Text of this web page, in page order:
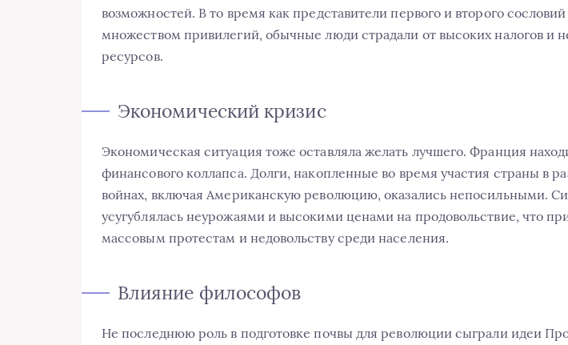
возможностей. В то время как представители первого и второго сословий
множеством привилегий, обычные люди страдали от высоких налогов и
ресурсов.
Экономический кризис
Экономическая ситуация тоже оставляла желать лучшего. Франция
финансового коллапса. Долги, накопленные во время участия страны в
войнах, включая Американскую революцию, оказались непосильными.
усугублялась неурожаями и высокими ценами на продовольствие, что
массовым протестам и недовольству среди населения.
Влияние философов
Не последнюю роль в подготовке почвы для революции сыграли идеи